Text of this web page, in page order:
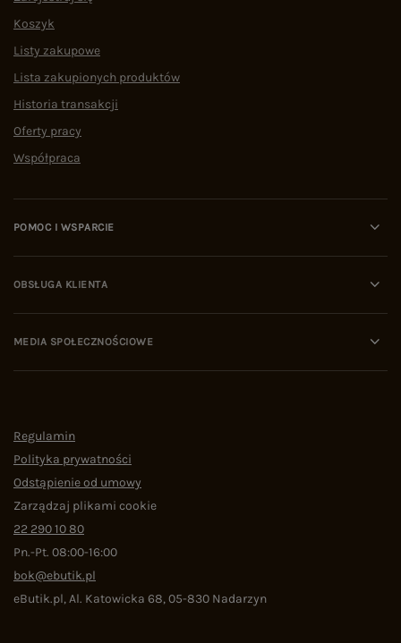
Koszyk
Listy zakupowe
Lista zakupionych produktów
Historia transakcji
Oferty pracy
Współpraca
POMOC I WSPARCIE
OBSŁUGA KLIENTA
MEDIA SPOŁECZNOŚCIOWE
Regulamin
Polityka prywatności
Odstąpienie od umowy
Zarządzaj plikami cookie
22 290 10 80
Pn.-Pt. 08:00-16:00
bok@ebutik.pl
eButik.pl,Al. Katowicka 68,05-830 Nadarzyn